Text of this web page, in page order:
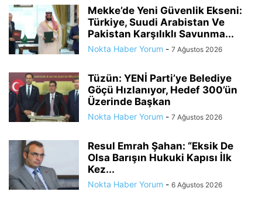
Mekke’de Yeni Güvenlik Ekseni:
Türkiye, Suudi Arabistan Ve
Pakistan Karşılıklı Savunma...
Nokta Haber Yorum - 7 Ağustos 2026
Tüzün: YENİ Parti’ye Belediye
Göçü Hızlanıyor, Hedef 300’ün
Üzerinde Başkan
Nokta Haber Yorum - 7 Ağustos 2026
Resul Emrah Şahan: “Eksik De
Olsa Barışın Hukuki Kapısı İlk
Kez...
Nokta Haber Yorum - 6 Ağustos 2026